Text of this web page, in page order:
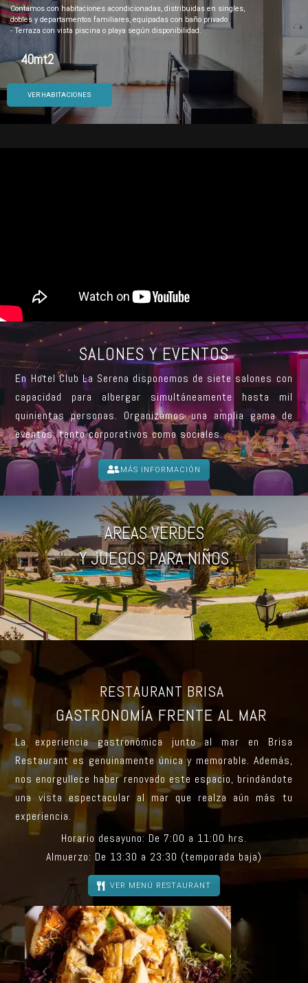
Contamos con habitaciones acondicionadas, distribuidas en singles,
dobles y departamentos familiares, equipadas con baño privado.
- Terraza con vista piscina o playa según disponibilidad.
40mt2
VER HABITACIONES
SALONES Y EVENTOS
En Hotel Club La Serena disponemos de siete salones con
capacidad para albergar simultáneamente hasta mil
quinientas personas. Organizamos una amplia gama de
eventos, tanto corporativos como sociales.
MÁS INFORMACIÓN
AREAS VERDES
Y JUEGOS PARA NIÑOS
RELÁJATE EN NUESTRAS
CAMAS DE CUARZO
RESTAURANT BRISA
GASTRONOMÍA FRENTE AL MAR
La experiencia gastronómica junto al mar en Brisa
Restaurant es genuinamente única y memorable. Además,
nos enorgullece haber renovado este espacio, brindándote
una vista espectacular al mar que realza aún más tu
experiencia.
Horario desayuno: De 7:00 a 11:00 hrs.
Almuerzo: De 13:30 a 23:30 (temporada baja)
VER MENÚ RESTAURANT